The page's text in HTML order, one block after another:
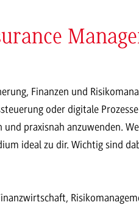
Finanzen und
oder digitale
praxisnah anzuwenden.
ideal zu dir. Wichtig sind